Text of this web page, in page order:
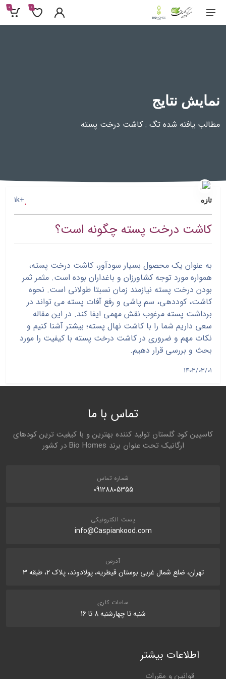
0
0
نمایش نتایج
مطالب یافته شده تگ : کاشت درخت پسته
تازه +1k
کاشت درخت پسته چگونه است؟
به عنوان یک محصول بسیار سودآور، کاشت درخت پسته،
همواره مورد توجه کشاورزان و باغداران بوده است. مثمر ثمر
بودن درخت پسته نیازمند زمان نسبتا طولانی است. نحوه
کاشت، کوددهی، سم پاشی و رفع آفات پسته می تواند در
برداشت پسته مرغوب نقش مهمی ایفا کند. در این مقاله
سعی داریم شما را با کاشت نهال پسته؛ بیشتر آشنا کنیم و
نکات مهم و ضروری در کاشت درخت پسته با کیفیت را مورد
بحث و بررسی قرار دهیم.
1403/03/01
تماس با ما
کاسپین کود گلستان تولید کننده بهترین و با کیفیت ترین کودهای
ارگانیک تحت عنوان برند Bio Homes در کشور
شماره تماس
09128805355
پست الکترونیکی
info@Caspiankood.com
آدرس
تهران، ضلع شمال غربی بوستان قیطریه، پولادوند، پلاک 2، طبقه 3
ساعات کاری
شنبه تا چهارشنبه 8 تا 16
اطلاعات بیشتر
قوانین و مقررات